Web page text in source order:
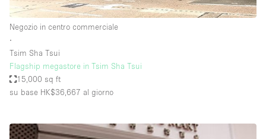
Negozio in centro commerciale
∙
Tsim Sha Tsui
Flagship megastore in Tsim Sha Tsui
15,000 sq ft
su base HK$36,667 al giorno